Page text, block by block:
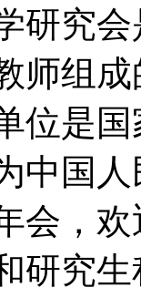
研究
师组
位是
中国
会，
研究